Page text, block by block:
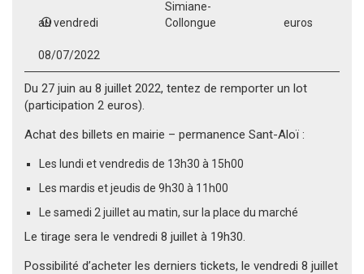
au vendredi
08/07/2022
Simiane-
Collongue
euros
Du 27 juin au 8 juillet 2022, tentez de remporter un lot
(participation 2 euros).
Achat des billets en mairie – permanence Sant-Aloï :
Les lundi et vendredis de 13h30 à 15h00
Les mardis et jeudis de 9h30 à 11h00
Le samedi 2 juillet au matin, sur la place du marché
Le tirage sera le vendredi 8 juillet à 19h30.
Possibilité d’acheter les derniers tickets, le vendredi 8 juillet